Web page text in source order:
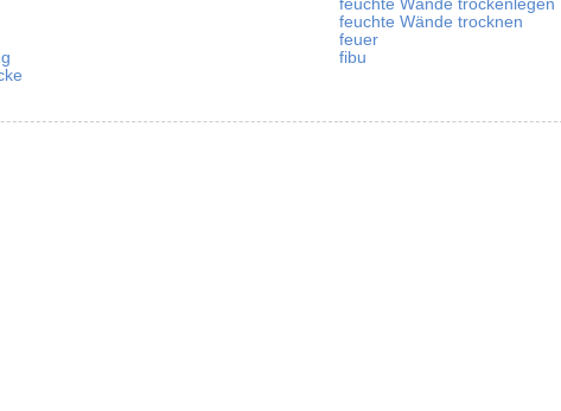
feuchte Wände trockenlegen
feuchte Wände trocknen
feuer
fibu